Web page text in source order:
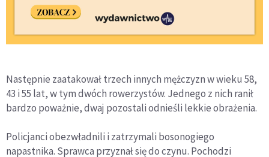
Następnie zaatakował trzech innych mężczyzn w wieku 58,
43 i 55 lat, w tym dwóch rowerzystów. Jednego z nich ranił
bardzo poważnie, dwaj pozostali odnieśli lekkie obrażenia.
Policjanci obezwładnili i zatrzymali bosonogiego
napastnika. Sprawca przyznał się do czynu. Pochodzi